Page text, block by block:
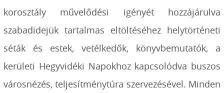
korosztály művelődési igényét hozzájárulva
szabadidejük tartalmas eltöltéséhez helytörténeti
séták és estek, vetélkedők, könyvbemutatók, a
kerületi Hegyvidéki Napokhoz kapcsolódva buszos
városnézés, teljesítménytúra szervezésével. Minden